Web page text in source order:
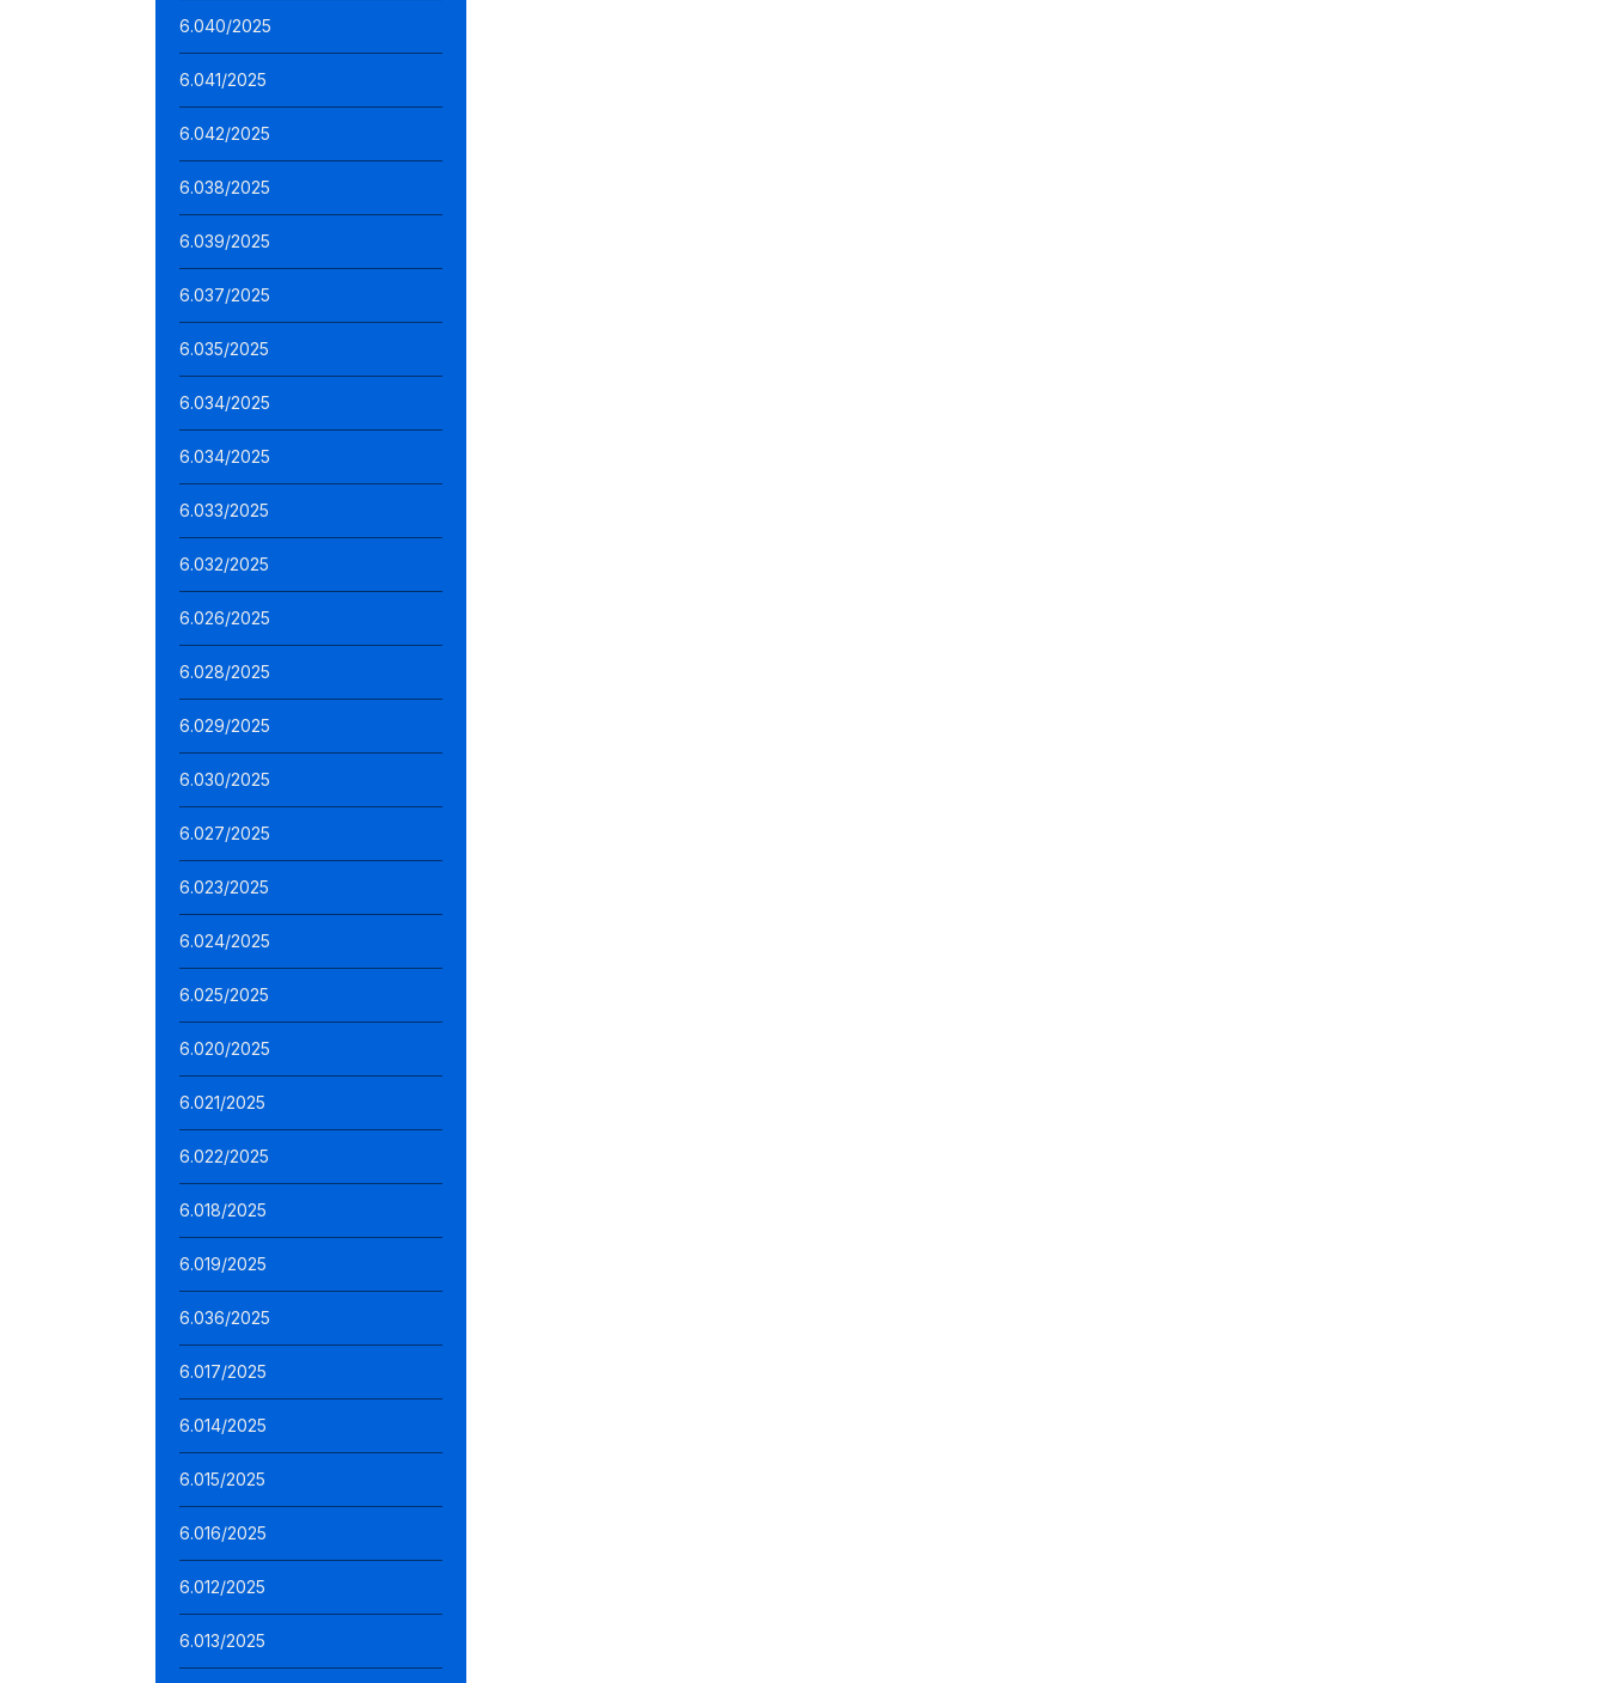
6.040/2025
6.041/2025
6.042/2025
6.038/2025
6.039/2025
6.037/2025
6.035/2025
6.034/2025
6.034/2025
6.033/2025
6.032/2025
6.026/2025
6.028/2025
6.029/2025
6.030/2025
6.027/2025
6.023/2025
6.024/2025
6.025/2025
6.020/2025
6.021/2025
6.022/2025
6.018/2025
6.019/2025
6.036/2025
6.017/2025
6.014/2025
6.015/2025
6.016/2025
6.012/2025
6.013/2025